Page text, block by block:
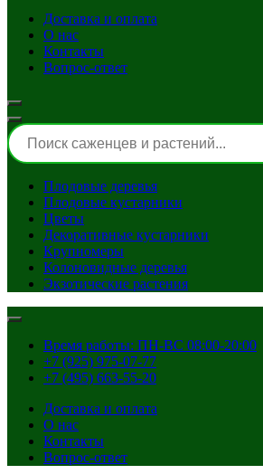
Доставка и оплата
О нас
Контакты
Вопрос-ответ
Плодовые деревья
Плодовые кустарники
Цветы
Декоративные кустарники
Крупномеры
Колоновидные деревья
Экзотические растения
Время работы: ПН-ВС 08:00-20:00
+7 (925) 975-07-77
+7 (495) 663-55-20
Доставка и оплата
О нас
Контакты
Вопрос-ответ